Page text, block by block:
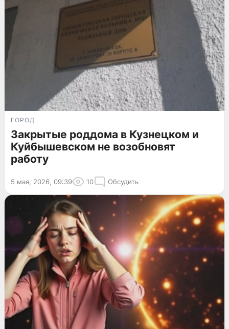
ГОРОД
Закрытые роддома в Кузнецком и
Куйбышевском не возобновят
работу
5 мая, 2026, 09:39 10 Обсудить